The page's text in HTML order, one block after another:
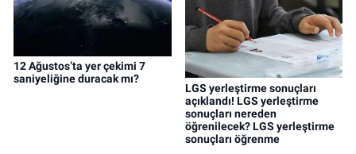
12 Ağustos’ta yer çekimi 7
saniyeliğine duracak mı?
LGS yerleştirme sonuçları
açıklandı! LGS yerleştirme
sonuçları nereden
öğrenilecek? LGS yerleştirme
sonuçları öğrenme